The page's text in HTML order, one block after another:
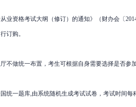
业资格考试大纲（修订）的通知》（财办会〔
订购。
不做统一布置，考生可根据自身需要选择是否参
统一题库,由系统随机生成考试试卷，考试时间每